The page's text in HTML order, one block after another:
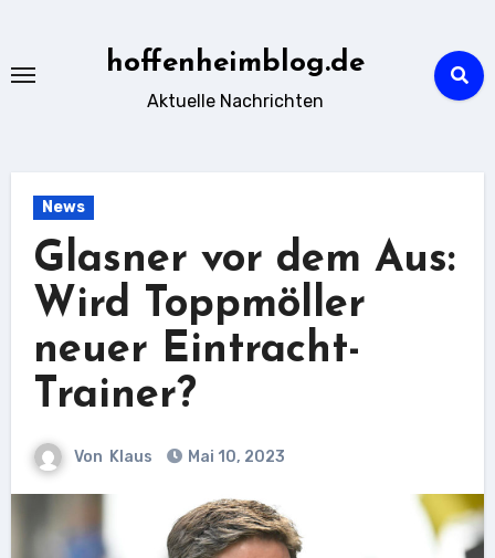
springen
hoffenheimblog.de
Aktuelle Nachrichten
News
Glasner vor dem Aus:
Wird Toppmöller
neuer Eintracht-
Trainer?
Von Klaus Mai 10, 2023